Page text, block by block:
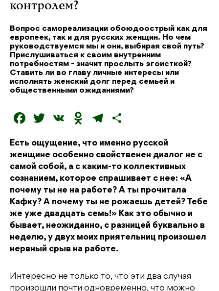
контролем?
Вопрос самореализации обоюдоострый как для
европеек, так и для русских женщин. Но чем
руководствуемся мы и они, выбирая свой путь?
Прислушиваться к своим внутренним
потребностям - значит прослыть эгоисткой?
Ставить ли во главу личные интересы или
исполнять женский долг перед семьей и
общественными ожиданиями?
F
c
e
b
o
o
k
T
it
t
e
r
V
O
n
o
kl
a
s
s
ni
T
e
g
r
a
m
п
р
а
в
и
т
ь
Есть ощущение, что именно русской
женщине особенно свойственен диалог не с
самой собой, а с каким-то коллективных
сознанием, которое спрашивает с нее: «А
почему ты не на работе? А ты прочитала
Кафку? А почему ты не рожаешь детей? Тебе
же уже двадцать семь!» Как это обычно и
бывает, неожиданно, с разницей буквально в
неделю, у двух моих приятельниц произошел
нервный срыв на работе.
Интересно не только то, что эти два случая
произошли почти одновременно, что можно